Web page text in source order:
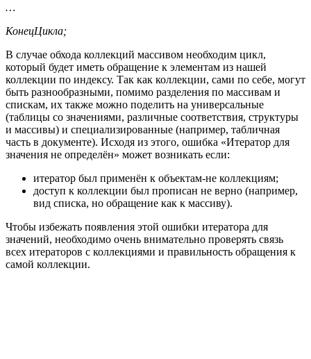
…
КонецЦикла;
В случае обхода коллекций массивом необходим цикл,
который будет иметь обращение к элементам из нашей
коллекции по индексу. Так как коллекции, сами по себе, могут
быть разнообразными, помимо разделения по массивам и
спискам, их также можно поделить на универсальные
(таблицы со значениями, различные соответствия, структуры
и массивы) и специализированные (например, табличная
часть в документе). Исходя из этого, ошибка «Итератор для
значения не определён» может возникать если:
итератор был применён к объектам-не коллекциям;
доступ к коллекции был прописан не верно (например,
вид списка, но обращение как к массиву).
Чтобы избежать появления этой ошибки итератора для
значений, необходимо очень внимательно проверять связь
всех итераторов с коллекциями и правильность обращения к
самой коллекции.